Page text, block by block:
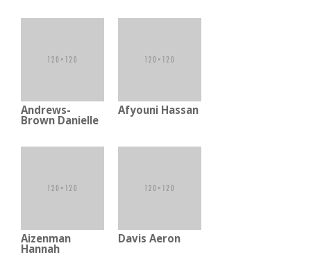
Andrews-
Brown Danielle
Afyouni Hassan
Aizenman
Hannah
Davis Aeron